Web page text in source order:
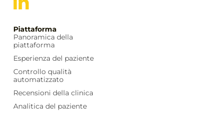
Piattaforma
Panoramica della
piattaforma
Esperienza del paziente
Controllo qualità
automatizzato
Recensioni della clinica
Analitica del paziente